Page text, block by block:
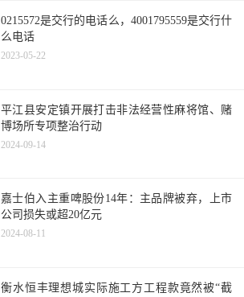
0215572是交行的电话么，4001795559是交行什
么电话
2023-05-22
平江县安定镇开展打击非法经营性麻将馆、赌
博场所专项整治行动
2024-09-14
嘉士伯入主重啤股份14年：主品牌被弃，上市
公司损失或超20亿元
2024-08-11
衡水恒丰理想城实际施工方工程款竟然被“截